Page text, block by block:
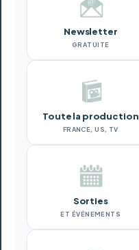
Newsletter
GRATUITE
Toute la production
FRANCE, US, TV
Sorties
ET ÉVÉNEMENTS